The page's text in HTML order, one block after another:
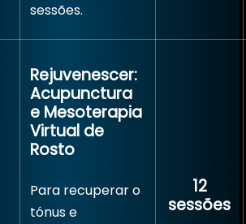
sessões.
Rejuvenescer:
Acupunctura
e Mesoterapia
Virtual de
Rosto
Para recuperar o
tónus e
12
sessões